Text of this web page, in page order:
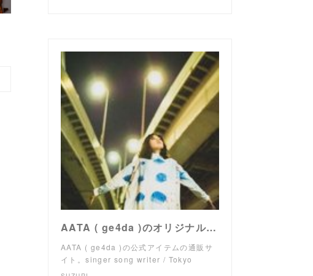
AATA ( ge4da )の公式アイテムの通販サ